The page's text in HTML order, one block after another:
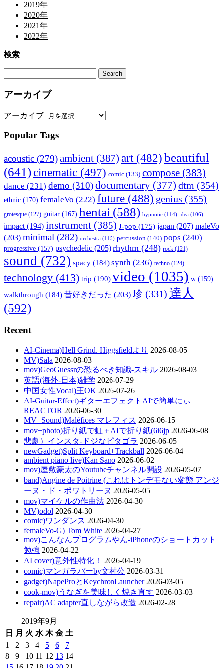
2019年
2020年
2021年
2022年
検索
アーカイブ
アーカイブ
Popular Tags
acoustic (279)ambient (387) art(482) beautiful
(641)cinematic (497) comic (133) compose (383)
dance (231) demo (310)documentary (377) dtm (354)
ethnic (170) femaleVo (222) future (488) genius (355)
grotesque (127) guitar (167) hentai (588) hypnotic (114) idea (106)
impact (194) instrument (385) J-pop (175) japan (207) maleVo
(203) minimal (282) orchestra (115) percussion (140) pops (240)
progressive (157) psychedelic (205) rhythm (248) rock (121)
sound (732) spacy (184) synth (236) techno (124)
technology (413) trip (190) video (1035) w (159)
walkthrough (184) 昔好きだった (203) 珍 (331) 達人
(592)
Recent
AI-Cinema)Hell Grind. Higgsfieldより 2026-08-05
MV)Sala 2026-08-03
mov)GeoGuessrの恐るべき知識-スキル 2026-08-03
英語(海外-日本)雑学 2026-07-29
中国女性Vocal)王OK 2026-07-26
AI-Guitar-Effect)ギターエフェクトAIで簡単にぃ
REACTOR 2026-06-30
MV+Sound)Maléfices マレフィス 2026-06-15
mov+photo)折り紙で虹＋AIで折り紙(6i6jp 2026-06-08
悲劇）インスタ-ドジなピタゴラ 2026-06-05
newGadget)Split Keyboard+Trackball 2026-06-04
ambient piano live)Kan Sano 2026-06-02
mov)屋敷豪太のYoutubeチャンネル開設 2026-05-07
band)Angine de Poitrine (これはトンデモない変態 アンジ
ーヌ・ド・ポワトリーヌ 2026-05-05
mov)マイケルの作曲法 2026-04-30
MV)odol 2026-04-30
comic)ワンダンス 2026-04-30
femaleVo-G) Tom White 2026-04-27
mov)こんなんプログラムやん-iPhoneのショートカット
勉強 2026-04-22
AI cover)意外性特化！
2026-04-19
comic)マンガラバーby文村公 2026-03-31
gadget)NapeProとKeychronLauncher 2026-03-05
cook-mov)うなぎを美味しく焼き直す 2026-03-03
repair)AC adapter直しながら改造 2026-02-28
2019年9月
日
月 火 水 木 金 土
1
2 3 4 5 6
7
8
9 10 11 12 13 14